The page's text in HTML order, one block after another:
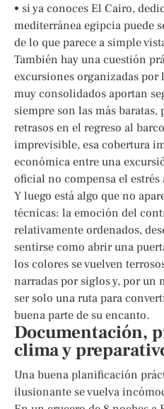
• si ya conoces El Cairo,
mediterránea egipcia puede
de lo que parece a simple
También hay una cuestión
excursiones organizadas por
muy consolidados aportan
siempre son las más
retrasos en el regreso al
imprevisible, esa cobertura
económica entre una
oficial no compensa el estrés
Y luego está algo que no
técnicas: la emoción del
relativamente ordenados,
sentirse como abrir una
los colores se vuelven
narradas por siglos y, por un
ser solo una ruta para
buena parte de su encanto.
Documentación,
clima y
Una buena planificación
ilusionante se vuelva